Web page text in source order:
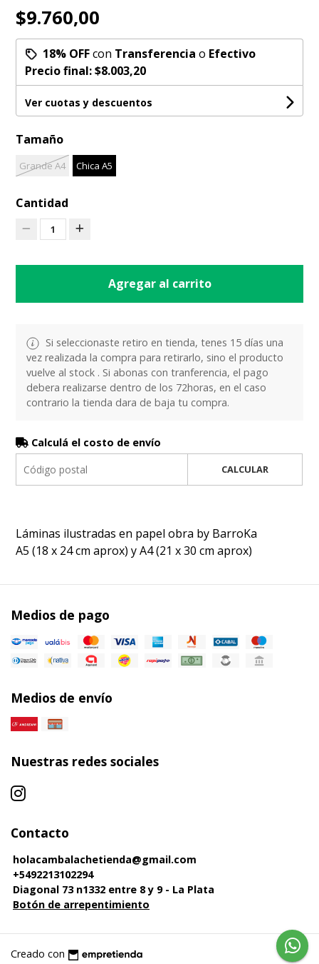
$9.760,00
18% OFFcon Transferencia o Efectivo
Precio final:$8.003,20
Ver cuotas y descuentos
Tamaño
Grande A4 Chica A5
Cantidad
1
Agregar al carrito
Si seleccionaste retiro en tienda, tenes 15 días una
vez realizada la compra para retirarlo, sino el producto
vuelve al stock . Si abonas con tranferencia, el pago
debera realizarse dentro de los 72horas, en el caso
contrario la tienda dara de baja tu compra.
Calculá el costo de envío
CALCULAR
Láminas ilustradas en papel obra by BarroKa
A5 (18 x 24 cm aprox) y A4 (21 x 30 cm aprox)
Medios de pago
Medios de envío
Nuestras redes sociales
Contacto
holacambalachetienda@gmail.com
+5492213102294
Diagonal 73 n1332 entre 8 y 9 - La Plata
Botón de arrepentimiento
Creado con